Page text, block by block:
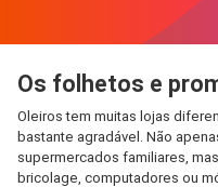
Os folhetos e
Oleiros tem muitas lojas
bastante agradável. Não
supermercados familiares,
bricolage, computadores ou